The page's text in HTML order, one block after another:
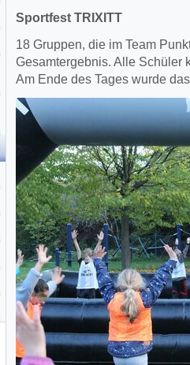
Sportfest TRIXITT
18 Gruppen, die im Team
Gesamtergebnis. Alle Schüler
Am Ende des Tages wurde